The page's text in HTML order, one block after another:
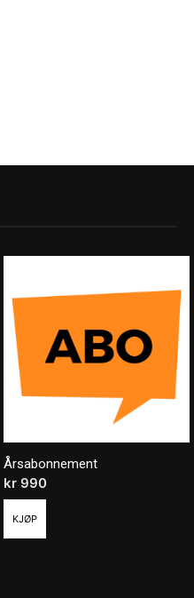
Årsabonnement
kr990
KJØP